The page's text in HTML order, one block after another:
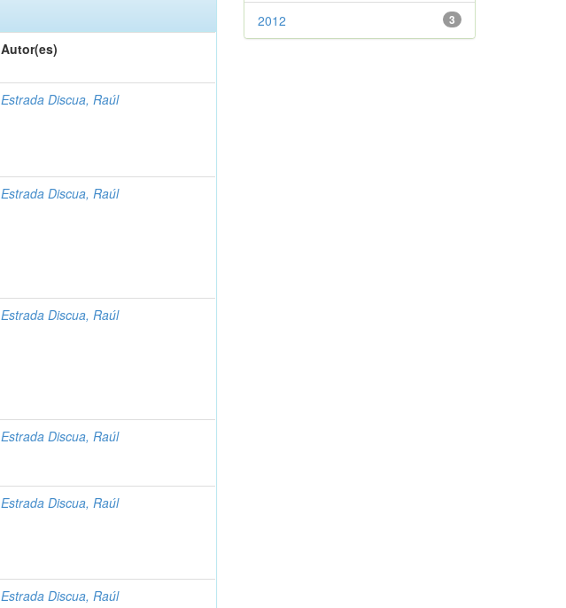
Autor(es)
Estrada Discua, Raúl
Estrada Discua, Raúl
Estrada Discua, Raúl
Estrada Discua, Raúl
Estrada Discua, Raúl
Estrada Discua, Raúl
3
2012